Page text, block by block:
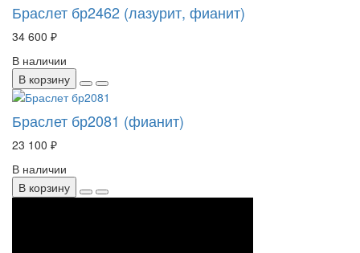
Браслет бр2462 (лазурит, фианит)
34 600 ₽
В наличии
В корзину
Браслет бр2081 (фианит)
23 100 ₽
В наличии
В корзину